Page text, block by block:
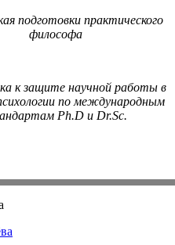
подготовки практического
философа
к защите научной работы в
по международным
Ph.D и Dr.Sc.